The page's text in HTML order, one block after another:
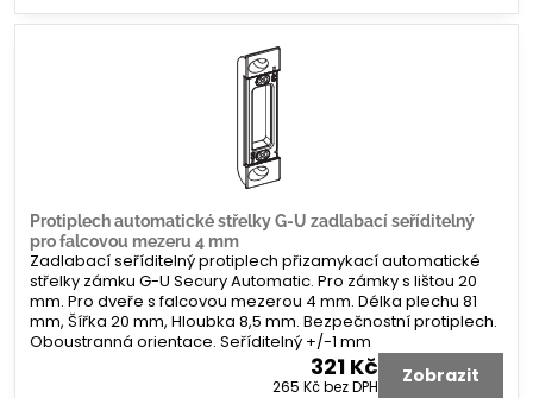
Protiplech automatické střelky G-U zadlabací seříditelný
pro falcovou mezeru 4 mm
Zadlabací seříditelný protiplech přizamykací automatické
střelky zámku G-U Secury Automatic. Pro zámky s lištou 20
mm. Pro dveře s falcovou mezerou 4 mm. Délka plechu 81
mm, Šířka 20 mm, Hloubka 8,5 mm. Bezpečnostní protiplech.
Oboustranná orientace. Seříditelný +/-1 mm
321 Kč
265 Kčbez DPH Zobrazit